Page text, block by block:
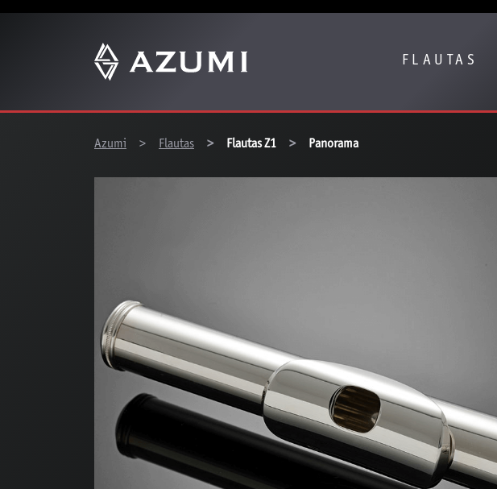
FLAUTAS
Azumi
Flautas Flautas Z1 Panorama